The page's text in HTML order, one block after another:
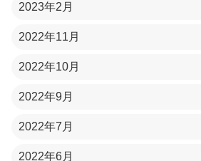
2023年2月
2022年11月
2022年10月
2022年9月
2022年7月
2022年6月